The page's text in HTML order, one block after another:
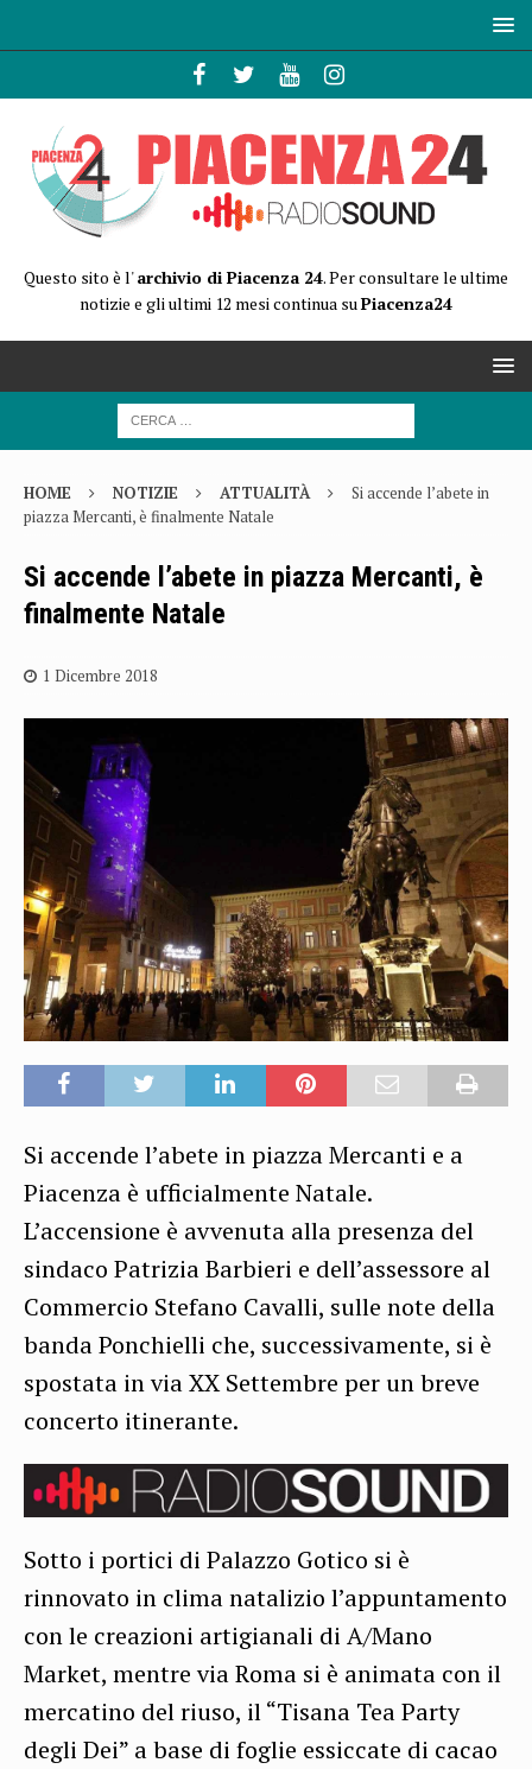
Questo sito è l'archivio di Piacenza 24. Per consultare le ultime
notizie e gli ultimi 12 mesi continua suPiacenza24
HOME NOTIZIE ATTUALITÀ
Si accende l’abete in
piazza Mercanti, è finalmente Natale
Si accende l’abete in piazza Mercanti, è
finalmente Natale
1 Dicembre 2018
Si accende l’abete in piazza Mercanti e a
Piacenza è ufficialmente Natale.
L’accensione è avvenuta alla presenza del
sindaco Patrizia Barbieri e dell’assessore al
Commercio Stefano Cavalli, sulle note della
banda Ponchielli che, successivamente, si è
spostata in via XX Settembre per un breve
concerto itinerante.
Sotto i portici di Palazzo Gotico si è
rinnovato in clima natalizio l’appuntamento
con le creazioni artigianali di A/Mano
Market, mentre via Roma si è animata con il
mercatino del riuso, il “Tisana Tea Party
degli Dei” a base di foglie essiccate di cacao